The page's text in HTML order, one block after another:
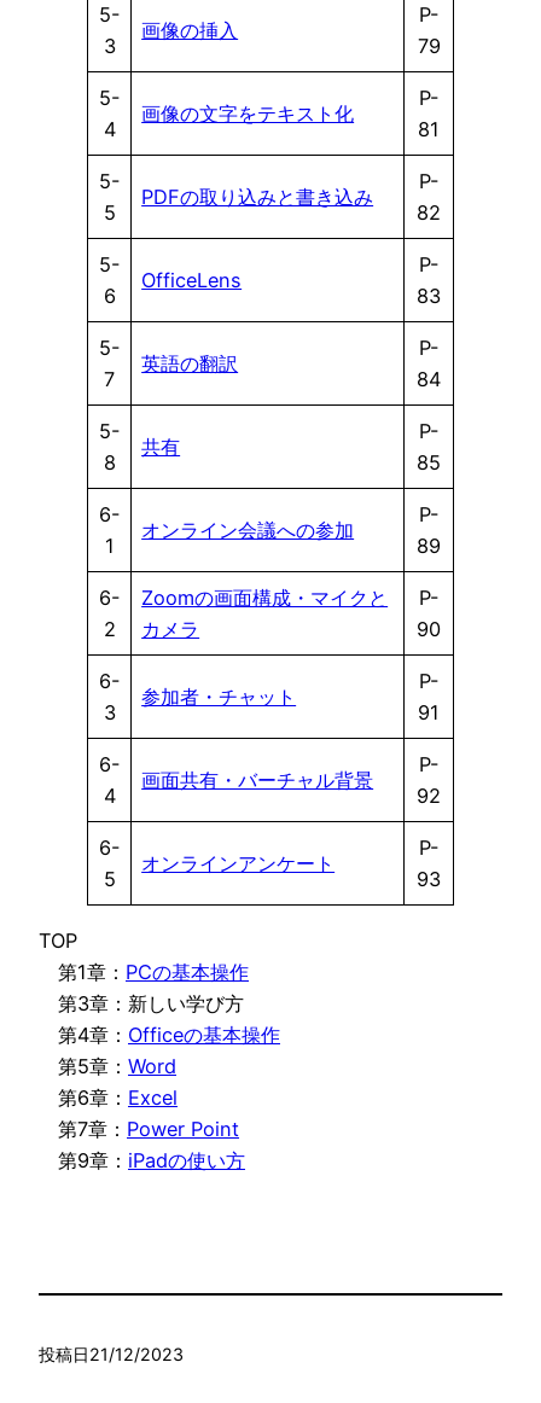
5-
3
画像の挿入
P-
79
5-
4
画像の文字をテキスト化
P-
81
5-
5
PDFの取り込みと書き込み
P-
82
5-
6
OfficeLens
P-
83
5-
7
英語の翻訳
P-
84
5-
8
共有
P-
85
6-
1
オンライン会議への参加
P-
89
6-
2
Zoomの画面構成・マイクと
カメラ
P-
90
6-
3
参加者・チャット
P-
91
6-
4
画面共有・バーチャル背景
P-
92
6-
5
オンラインアンケート
P-
93
TOP
第1章： PCの基本操作
第3章：新しい学び方
第4章： Officeの基本操作
第5章： Word
第6章： Excel
第7章： Power Point
第9章： iPadの使い方
投稿日21/12/2023